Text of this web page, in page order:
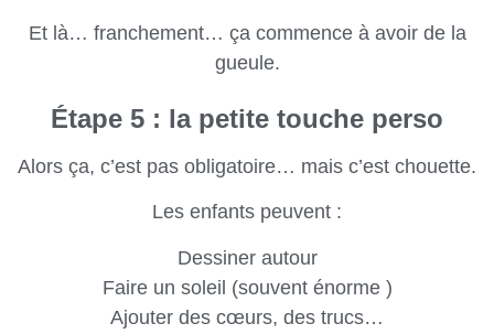
Et là… franchement… ça commence à avoir de la
gueule.
Étape 5 : la petite touche perso
Alors ça, c’est pas obligatoire… mais c’est chouette.
Les enfants peuvent :
Dessiner autour
Faire un soleil (souvent énorme )
Ajouter des cœurs, des trucs…